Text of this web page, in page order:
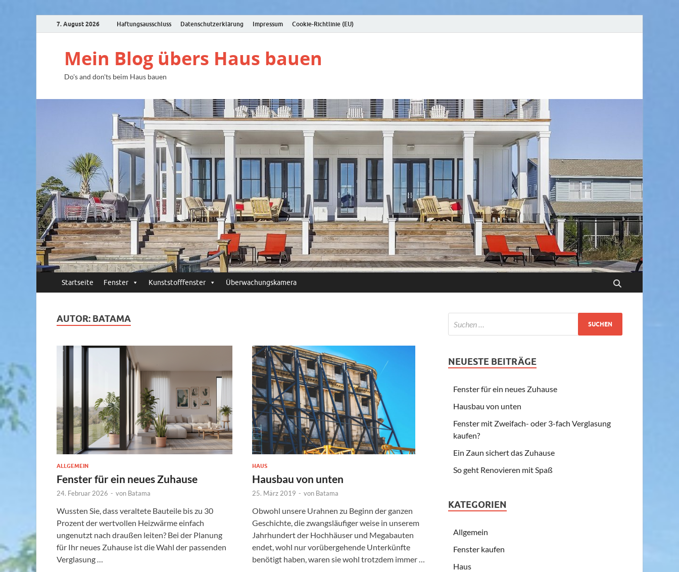
7. August 2026 Haftungsausschluss Datenschutzerklärung Impressum Cookie-Richtlinie (EU)
Mein Blog übers Haus bauen
Do's and don'ts beim Haus bauen
Startseite Fenster Kunststofffenster Überwachungskamera
AUTOR: BATAMA
ALLGEMEIN
Fenster für ein neues Zuhause
24. Februar 2026 - von Batama
Wussten Sie, dass veraltete Bauteile bis zu 30
Prozent der wertvollen Heizwärme einfach
ungenutzt nach draußen leiten? Bei der Planung
für Ihr neues Zuhause ist die Wahl der passenden
Verglasung …
HAUS
Hausbau von unten
25. März 2019 - von Batama
Obwohl unsere Urahnen zu Beginn der ganzen
Geschichte, die zwangsläufiger weise in unserem
Jahrhundert der Hochhäuser und Megabauten
endet, wohl nur vorübergehende Unterkünfte
benötigt haben, waren sie wohl trotzdem immer …
NEUESTE BEITRÄGE
Fenster für ein neues Zuhause
Hausbau von unten
Fenster mit Zweifach- oder 3-fach Verglasung
kaufen?
Ein Zaun sichert das Zuhause
So geht Renovieren mit Spaß
KATEGORIEN
Allgemein
Fenster kaufen
Haus